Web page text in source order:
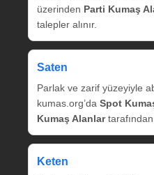
üzerinden Parti Kumaş
talepler alınır.
Saten
Parlak ve zarif yüzeyiyle
kumas.org’da Spot
Kumaş Alanlartarafından
Keten